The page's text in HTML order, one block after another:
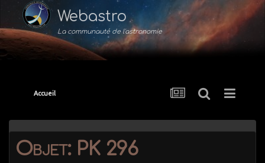
Webastro
La communauté de l'astronomie
Accueil
Objet: PK 296